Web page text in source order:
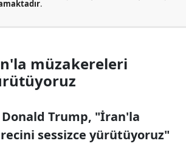
.
müzakereleri
Donald Trump, "İran'la
sessizce yürütüyoruz"